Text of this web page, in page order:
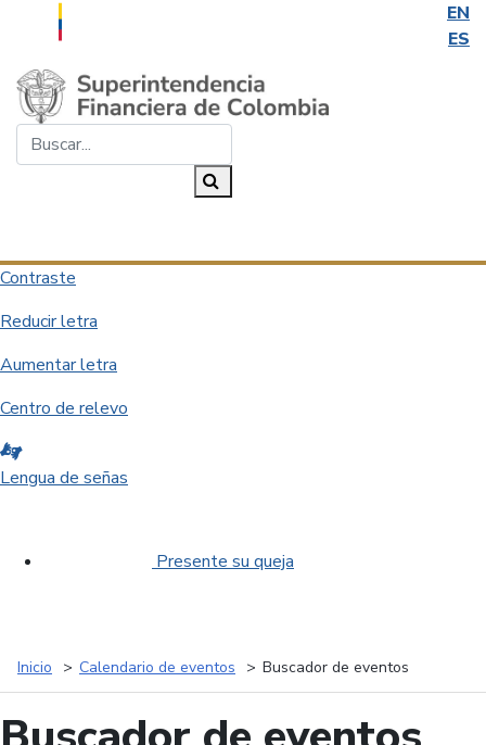
EN
ES
Saltar al contenido principal
Contraste
Reducir letra
Aumentar letra
Centro de relevo
Lengua de señas
Presente su queja
Inicio Calendario de eventos Buscador de eventos